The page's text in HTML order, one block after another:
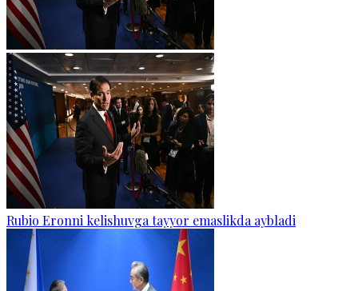
Rubio Eronni kelishuvga tayyor emaslikda aybladi